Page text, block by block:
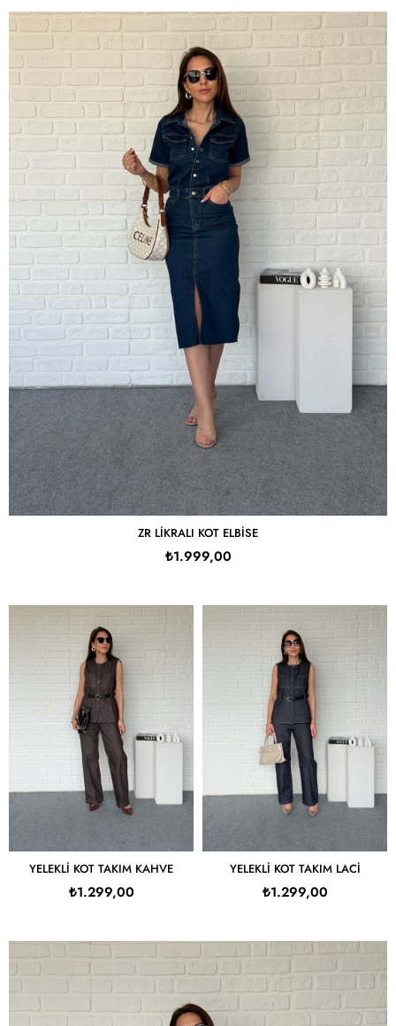
ZR LIKRALI KOT ELBISE
₺1.999,00
YELEKLI KOT TAKIM KAHVE
₺1.299,00
YELEKLI KOT TAKIM LACI
₺1.299,00